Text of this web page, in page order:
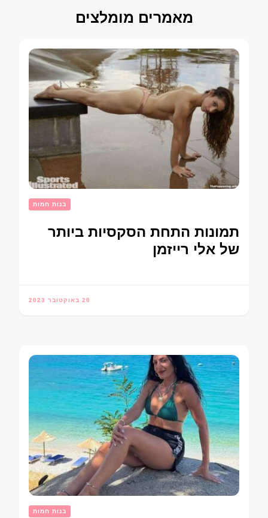
מאמרים מומלצים
בנות חמות
תמונות התחת הסקסיות ביותר
של אלי רייזמן
20 באוקטובר 2023
בנות חמות